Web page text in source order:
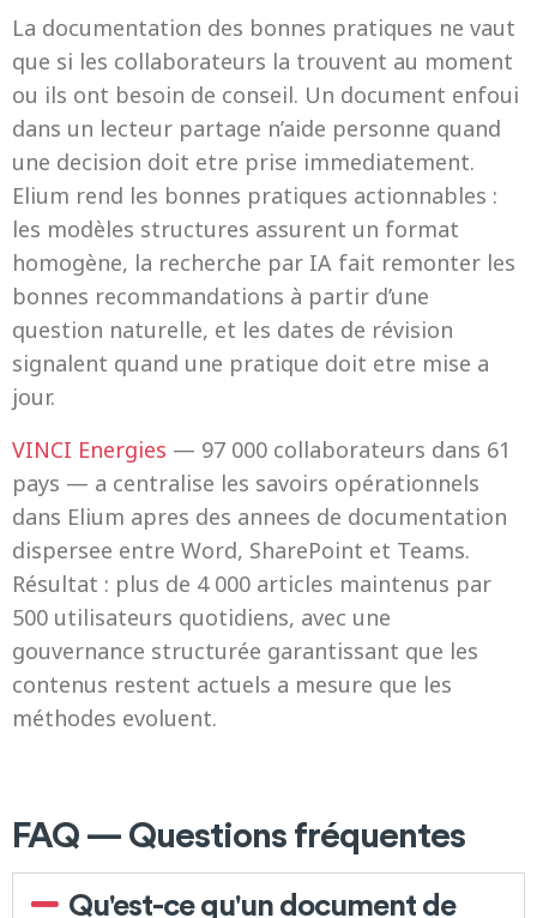
La documentation des bonnes pratiques ne vaut
que si les collaborateurs la trouvent au moment
ou ils ont besoin de conseil. Un document enfoui
dans un lecteur partage n’aide personne quand
une decision doit etre prise immediatement.
Elium rend les bonnes pratiques actionnables :
les modèles structures assurent un format
homogène, la recherche par IA fait remonter les
bonnes recommandations à partir d’une
question naturelle, et les dates de révision
signalent quand une pratique doit etre mise a
jour.
VINCI Energies — 97 000 collaborateurs dans 61
pays — a centralise les savoirs opérationnels
dans Elium apres des annees de documentation
dispersee entre Word, SharePoint et Teams.
Résultat : plus de 4 000 articles maintenus par
500 utilisateurs quotidiens, avec une
gouvernance structurée garantissant que les
contenus restent actuels a mesure que les
méthodes evoluent.
FAQ — Questions fréquentes
Qu'est-ce qu'un document de